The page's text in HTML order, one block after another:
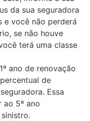
da sua seguradora
e você não perderá
se não houve
terá uma classe
ano de renovação
de
Essa
ao 5º ano